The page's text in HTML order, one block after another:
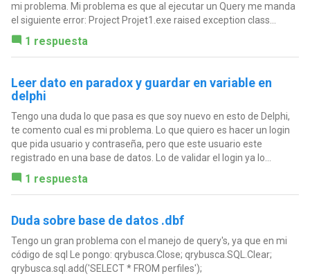
mi problema. Mi problema es que al ejecutar un Query me manda
el siguiente error: Project Projet1.exe raised exception class...
1 respuesta
Leer dato en paradox y guardar en variable en
delphi
Tengo una duda lo que pasa es que soy nuevo en esto de Delphi,
te comento cual es mi problema. Lo que quiero es hacer un login
que pida usuario y contraseña, pero que este usuario este
registrado en una base de datos. Lo de validar el login ya lo...
1 respuesta
Duda sobre base de datos .dbf
Tengo un gran problema con el manejo de query's, ya que en mi
código de sql Le pongo: qrybusca.Close; qrybusca.SQL.Clear;
qrybusca.sql.add('SELECT * FROM perfiles');